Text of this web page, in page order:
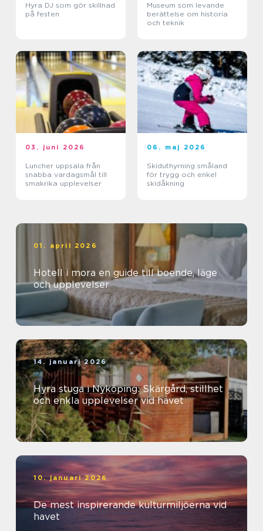
Hyra DJ som gör skillnad
på festen
Museum som levande
berättelse om historia
och teknik
03. juni 2026
Luncher uppsala från
snabba vardagsmål till
smakrika upplevelser
06. maj 2026
Skiduthyrning småland
för trygg och enkel
skidåkning
01. april 2026
Hotell i mora en guide till boende, läge
och upplevelser
14. januari 2026
Hyra stuga i Nyköping: Skärgård, stillhet
och enkla upplevelser vid havet
10. januari 2026
De mest inspirerande kulturmiljöerna vid
havet